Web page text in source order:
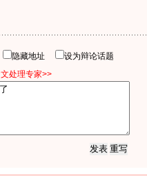
隐藏地址
设为辩论话题
处理专家>>